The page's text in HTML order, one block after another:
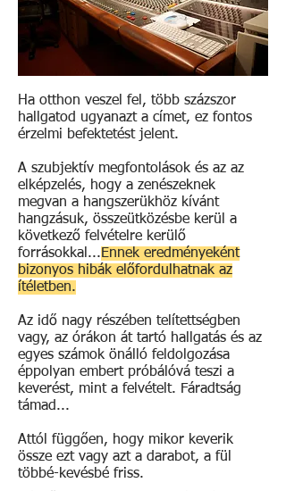
Ha otthon veszel fel, több százszor
hallgatod ugyanazt a címet, ez fontos
érzelmi befektetést jelent.
A szubjektív megfontolások és az az
elképzelés, hogy a zenészeknek
megvan a hangszerükhöz kívánt
hangzásuk, összeütközésbe kerül a
következő felvételre kerülő
forrásokkal...Ennek eredményeként
bizonyos hibák előfordulhatnak az
ítéletben.
Az idő nagy részében telítettségben
vagy, az órákon át tartó hallgatás és az
egyes számok önálló feldolgozása
éppolyan embert próbálóvá teszi a
keverést, mint a felvételt. Fáradtság
támad...
Attól függően, hogy mikor keverik
össze ezt vagy azt a darabot, a fül
többé-kevésbé friss.